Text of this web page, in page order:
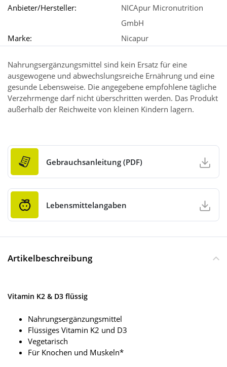
Anbieter/Hersteller:
NICApur Micronutrition
GmbH
Marke:
Nicapur
Nahrungsergänzungsmittel sind kein Ersatz für eine
ausgewogene und abwechslungsreiche Ernährung und eine
gesunde Lebensweise. Die angegebene empfohlene tägliche
Verzehrmenge darf nicht überschritten werden. Das Produkt
außerhalb der Reichweite von kleinen Kindern lagern.
Gebrauchsanleitung (PDF)
Lebensmittelangaben
Artikelbeschreibung
Vitamin K2 & D3 flüssig
Nahrungsergänzungsmittel
Flüssiges Vitamin K2 und D3
Vegetarisch
Für Knochen und Muskeln*